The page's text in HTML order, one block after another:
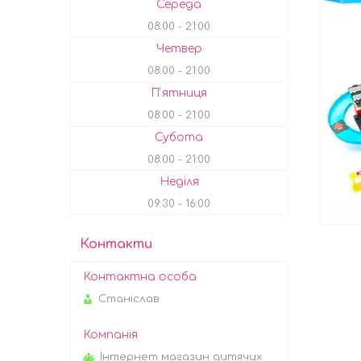
Середа
08:00 21:00
Четвер
08:00 21:00
Пʼятниця
08:00 21:00
Субота
08:00 21:00
Неділя
09:30 16:00
Контакти
Станіслав
Інтернет магазин дитячих